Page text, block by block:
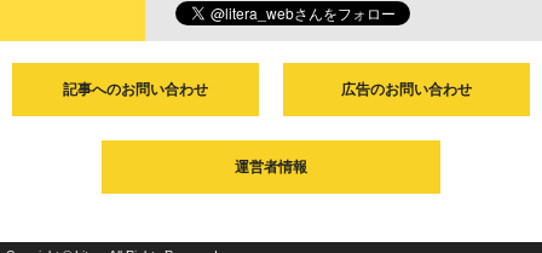
記事へのお問い合わせ 広告のお問い合わせ
運営者情報